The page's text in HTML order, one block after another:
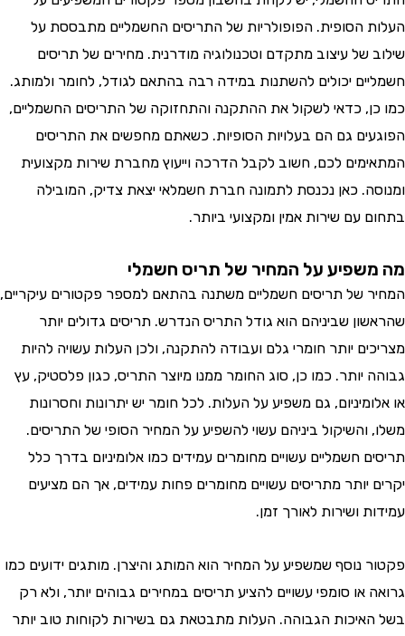
הסופית. הפופולריות של התריסים החשמליים מתבססת על
של עיצוב מתקדם וטכנולוגיה מודרנית. מחירים של תריסים
יכולים להשתנות במידה רבה בהתאם לגודל, לחומר ולמותג.
כדאי לשקול את ההתקנה והתחזוקה של התריסים החשמליים,
גם הם בעלויות הסופיות. כשאתם מחפשים את התריסים
לכם, חשוב לקבל הדרכה וייעוץ מחברת שירות מקצועית
כאן נכנסת לתמונה חברת חשמלאי יצאת צדיק, המובילה
עם שירות אמין ומקצועי ביותר.
על המחיר של תריס חשמלי
של תריסים חשמליים משתנה בהתאם למספר פקטורים עיקריים,
שביניהם הוא גודל התריס הנדרש. תריסים גדולים יותר
יותר חומרי גלם ועבודה להתקנה, ולכן העלות עשויה להיות
יותר. כמו כן, סוג החומר ממנו מיוצר התריס, כגון פלסטיק, עץ
גם משפיע על העלות. לכל חומר יש יתרונות וחסרונות
והשיקול ביניהם עשוי להשפיע על המחיר הסופי של התריסים.
חשמליים עשויים מחומרים עמידים כמו אלומיניום בדרך כלל
יותר מתריסים עשויים מחומרים פחות עמידים, אך הם מציעים
ושירות לאורך זמן.
נוסף שמשפיע על המחיר הוא המותג והיצרן. מותגים ידועים כמו
או סומפי עשויים להציע תריסים במחירים גבוהים יותר, ולא רק
הגבוהה. העלות מתבטאת גם בשירות לקוחות טוב יותר